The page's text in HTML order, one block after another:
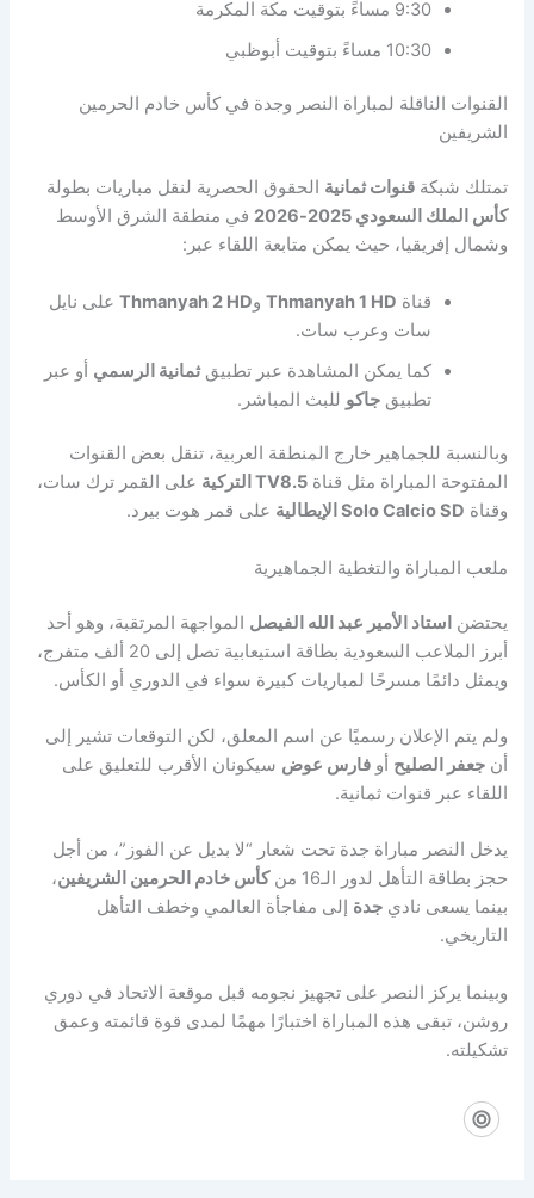
9:30 مساءً بتوقيت مكة المكرمة
10:30 مساءً بتوقيت أبوظبي
القنوات الناقلة لمباراة النصر وجدة في كأس خادم الحرمين
الشريفين
تمتلك شبكةقنوات ثمانية الحقوق الحصرية لنقل مباريات بطولة
كأس الملك السعودي 2025-2026
في منطقة الشرق الأوسط
وشمال إفريقيا، حيث يمكن متابعة اللقاء عبر:
قناة Thmanyah 1 HD وThmanyah 2 HD على نايل
سات وعرب سات.
كما يمكن المشاهدة عبر تطبيقثمانية الرسمي أو عبر
تطبيقجاكو للبث المباشر.
وبالنسبة للجماهير خارج المنطقة العربية، تنقل بعض القنوات
المفتوحة المباراة مثل قناةTV8.5 التركية
على القمر ترك سات،
وقناة Solo Calcio SD الإيطالية على قمر هوت بيرد.
ملعب المباراة والتغطية الجماهيرية
يحتضن استاد الأمير عبد الله الفيصل المواجهة المرتقبة، وهو أحد
أبرز الملاعب السعودية بطاقة استيعابية تصل إلى 20 ألف متفرج،
ويمثل دائمًا مسرحًا لمباريات كبيرة سواء في الدوري أو الكأس.
ولم يتم الإعلان رسميًا عن اسم المعلق، لكن التوقعات تشير إلى
أنجعفر الصليح أوفارس عوض سيكونان الأقرب للتعليق على
اللقاء عبر قنوات ثمانية.
يدخل النصر مباراة جدة تحت شعار “لا بديل عن الفوز”، من أجل
حجز بطاقة التأهل لدور الـ16 من
كأس خادم الحرمين الشريفين،
بينما يسعى ناديجدة إلى مفاجأة العالمي وخطف التأهل
التاريخي.
وبينما يركز النصر على تجهيز نجومه قبل موقعة الاتحاد في دوري
روشن، تبقى هذه المباراة اختبارًا مهمًا لمدى قوة قائمته وعمق
تشكيلته.